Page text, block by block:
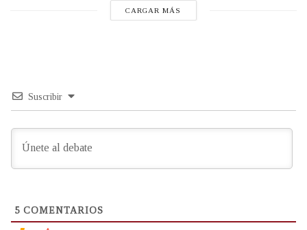
CARGAR MÁS
Suscribir
5 COMENTARIOS